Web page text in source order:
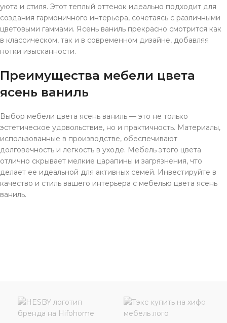
уюта и стиля. Этот теплый оттенок идеально подходит для
создания гармоничного интерьера, сочетаясь с различными
цветовыми гаммами. Ясень ваниль прекрасно смотрится как
в классическом, так и в современном дизайне, добавляя
нотки изысканности.
Преимущества мебели цвета
ясень ваниль
Выбор мебели цвета ясень ваниль — это не только
эстетическое удовольствие, но и практичность. Материалы,
использованные в производстве, обеспечивают
долговечность и легкость в уходе. Мебель этого цвета
отлично скрывает мелкие царапины и загрязнения, что
делает ее идеальной для активных семей. Инвестируйте в
качество и стиль вашего интерьера с мебелью цвета ясень
ваниль.